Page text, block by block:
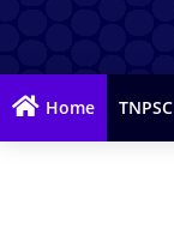
Home TNPSC